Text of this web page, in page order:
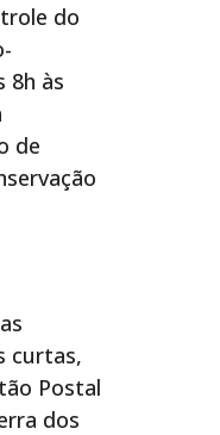
do
8h às
de
curtas,
Postal
dos